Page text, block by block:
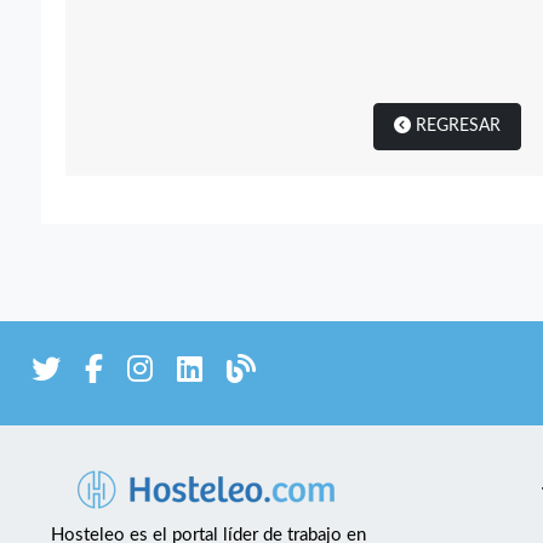
REGRESAR
Hosteleo es el portal líder de trabajo en